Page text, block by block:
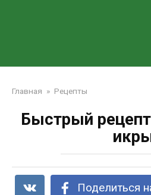
Главная » Рецепты
Быстрый
Поделиться